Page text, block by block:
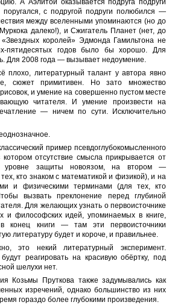
А Аэлитой оказывается подруга подруги
поругался, с подругой подруги полюбился —
между вселенными упоминаются (но до
далеко!), и Сжигатель Планет (нет, до
королей» Эдмонда Гамильтона не
пятидесятых годов было бы хорошо. Для
Для 2008 года — вызывает недоумение.
плохо, литературный талант у автора явно
сюжет примитивен. Но зато множество
и умение на совершенно пустом месте
читателя. И умение произвести на
— ничем по сути. Исключительно
пример псевдоглубокомысленного
отсутствие смысла прикрывается от
уровне защиты новоязом, на втором —
кто знаком с математикой и физикой), и на
и физическими терминами (для тех, кто
вызвать преклонение перед глубиной
Для желающих узнать о первоисточнике
и философских идей, упоминаемых в книге,
в конец книги — там эти первоисточники
литературу будет и короче, и правильнее.
это некий литературный эксперимент.
реагировать на красивую обёртку, под
шелухи нет.
Козьмы Пруткова также задумывались как
изречений, однако большинство из них
гораздо более глубокими произведения.